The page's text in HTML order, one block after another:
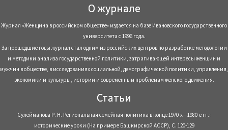
О журнале
Журнал «Женщина в российском обществе» издается на базе Ивановского государственного
университета с 1996 года.
За прошедшие годы журнал стал одним из российских центров по разработке методологии
и методики анализа государственной политики, затрагивающей интересы женщин и
мужчин в обществе, в исследованиях социальной, демографической политики, управления,
экономики и культуры, истории и современным проблемам женского движения.
Статьи
Сулейманова Р. Н. Региональная семейная политика в конце 1970-х—1980-е гг.:
исторические уроки (На примере Башкирской АССР), С. 120-129